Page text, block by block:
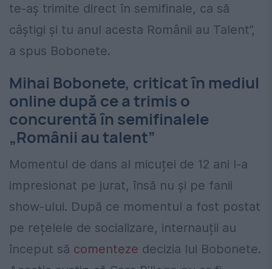
te-aș trimite direct în semifinale, ca să
câştigi și tu anul acesta Românii au Talent”,
a spus Bobonete.
Mihai Bobonete, criticat în mediul
online după ce a trimis o
concurentă în semifinalele
„Românii au talent”
Momentul de dans al micuței de 12 ani l-a
impresionat pe jurat, însă nu și pe fanii
show-ului. După ce momentul a fost postat
pe rețelele de socializare, internauții au
început să comenteze decizia lui Bobonete.